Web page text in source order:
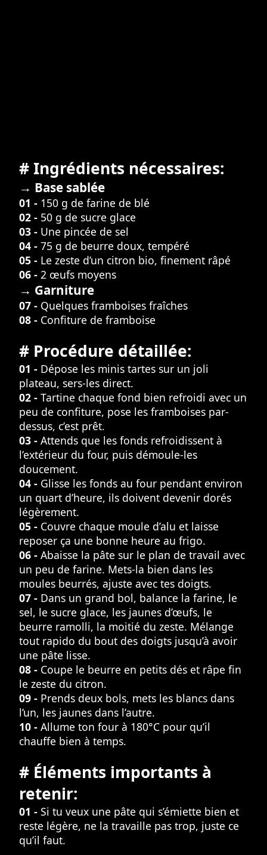
# Ingrédients nécessaires:
→ Base sablée
01 - 150 g de farine de blé
02 - 50 g de sucre glace
03 - Une pincée de sel
04 - 75 g de beurre doux, tempéré
05 - Le zeste d’un citron bio, finement râpé
06 - 2 œufs moyens
→ Garniture
07 - Quelques framboises fraîches
08 - Confiture de framboise
# Procédure détaillée:
01 - Dépose les minis tartes sur un joli
plateau, sers-les direct.
02 - Tartine chaque fond bien refroidi avec un
peu de confiture, pose les framboises par-
dessus, c’est prêt.
03 - Attends que les fonds refroidissent à
l’extérieur du four, puis démoule-les
doucement.
04 - Glisse les fonds au four pendant environ
un quart d’heure, ils doivent devenir dorés
légèrement.
05 - Couvre chaque moule d’alu et laisse
reposer ça une bonne heure au frigo.
06 - Abaisse la pâte sur le plan de travail avec
un peu de farine. Mets-la bien dans les
moules beurrés, ajuste avec tes doigts.
07 - Dans un grand bol, balance la farine, le
sel, le sucre glace, les jaunes d’œufs, le
beurre ramolli, la moitié du zeste. Mélange
tout rapido du bout des doigts jusqu’à avoir
une pâte lisse.
08 - Coupe le beurre en petits dés et râpe fin
le zeste du citron.
09 - Prends deux bols, mets les blancs dans
l’un, les jaunes dans l’autre.
10 - Allume ton four à 180°C pour qu’il
chauffe bien à temps.
# Éléments importants à
retenir:
01 - Si tu veux une pâte qui s’émiette bien et
reste légère, ne la travaille pas trop, juste ce
qu’il faut.